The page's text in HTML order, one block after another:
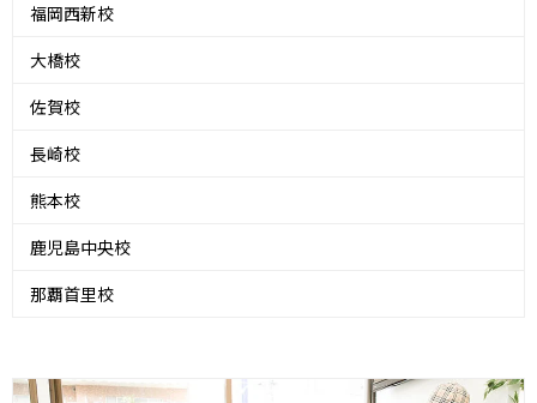
福岡西新校
大橋校
佐賀校
長崎校
熊本校
鹿児島中央校
那覇首里校